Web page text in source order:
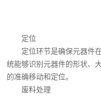
定位
定位环节是确保元器件在
统能够识别元器件的形状、
的准确移动和定位。
废料处理